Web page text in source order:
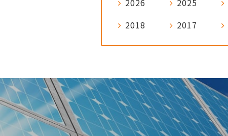
2026 2025
2018
2017